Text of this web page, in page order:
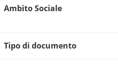
Ambito Sociale
Tipo di documento